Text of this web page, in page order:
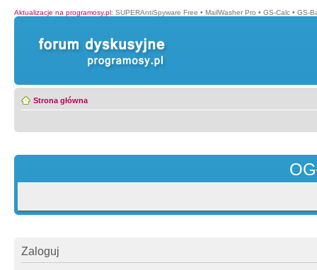
Aktualizacje na programosy.pl: SUPERAntiSpyware Free • MailWasher Pro • GS-Calc • GS-
Strona główna
Zaloguj